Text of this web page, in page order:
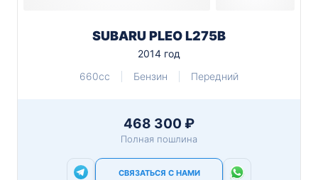
SUBARU PLEO L275B
2014 год
660cc
Бензин Передний
468 300 ₽
Полная пошлина
СВЯЗАТЬСЯ С НАМИ